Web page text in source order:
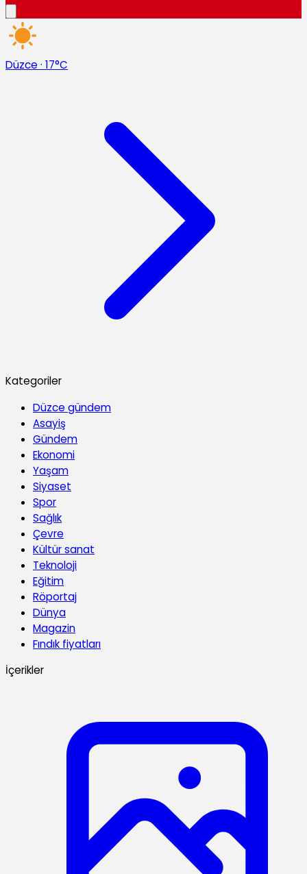
Düzce · 17°C
Kategoriler
Düzce gündem
Asayiş
Gündem
Ekonomi
Yaşam
Siyaset
Spor
Sağlık
Çevre
Kültür sanat
Teknoloji
Eğitim
Röportaj
Dünya
Magazin
Fındık fiyatları
İçerikler